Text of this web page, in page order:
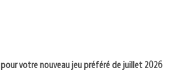
votre nouveau jeu préféré de juillet 2026